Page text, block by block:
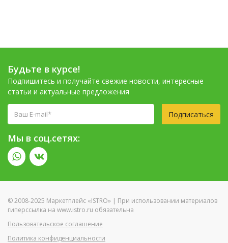
Будьте в курсе!
Подпишитесь и получайте свежие новости, интересные
статьи и актуальные предложения
Подписаться
Мы в соц.сетях:
© 2008-2025 Маркетплейс «ISTRO» | При использовании материалов
гиперссылка на www.istro.ru обязательна
Пользовательское соглашение
Политика конфиденциальности